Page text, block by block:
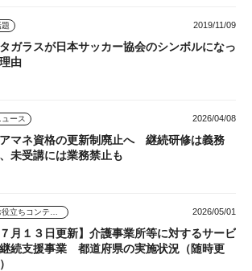
題 2019/11/09
ガラスが日本サッカー協会のシンボルになっ
由
ュース 2026/04/08
マネ資格の更新制廃止へ 継続研修は義務
未受講には業務禁止も
2026/05/01
７月１３日更新】介護事業所等に対するサービ
続支援事業 都道府県の実施状況（随時更